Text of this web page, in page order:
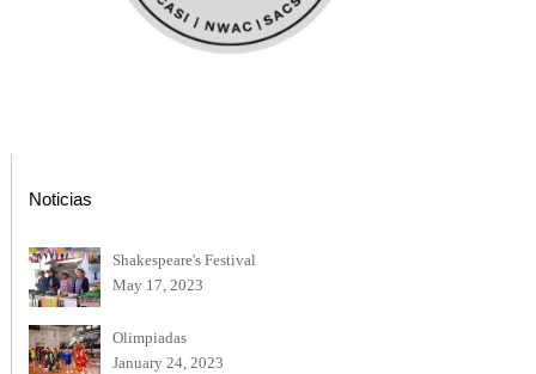
Noticias
Shakespeare's Festival
May 17, 2023
Olimpiadas
January 24, 2023